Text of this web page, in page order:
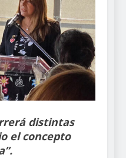
distintas
el concepto